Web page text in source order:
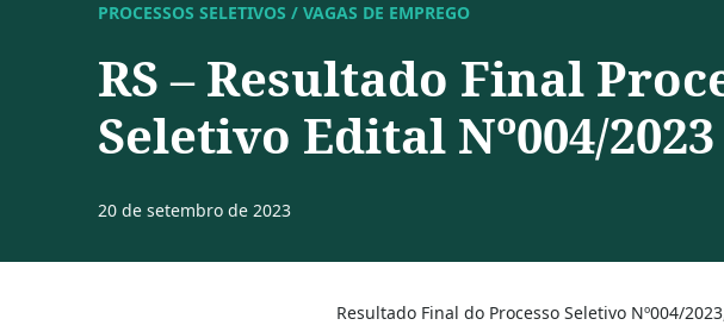
PROCESSOS SELETIVOS / VAGAS DE EMPREGO
RS – Resultado Final
Seletivo Edital Nº004/2023
20 de setembro de 2023
Resultado Final do Processo Seletivo Nº004/